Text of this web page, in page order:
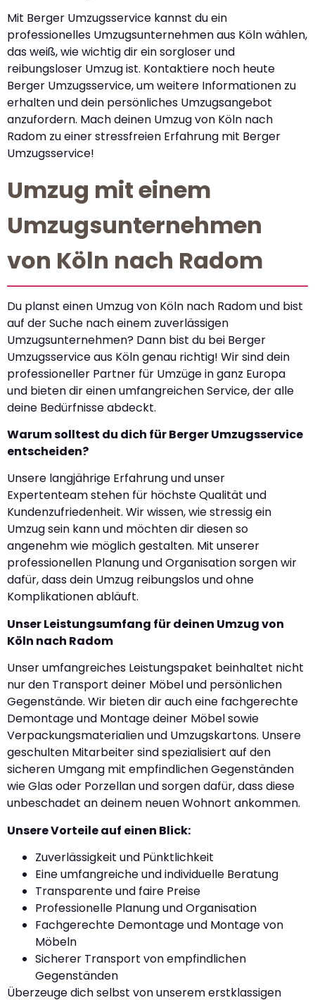
Mit Berger Umzugsservice kannst du ein
professionelles Umzugsunternehmen aus Köln wählen,
das weiß, wie wichtig dir ein sorgloser und
reibungsloser Umzug ist. Kontaktiere noch heute
Berger Umzugsservice, um weitere Informationen zu
erhalten und dein persönliches Umzugsangebot
anzufordern. Mach deinen Umzug von Köln nach
Radom zu einer stressfreien Erfahrung mit Berger
Umzugsservice!
Umzug mit einem
Umzugsunternehmen
von Köln nach Radom
Du planst einen Umzug von Köln nach Radom und bist
auf der Suche nach einem zuverlässigen
Umzugsunternehmen? Dann bist du bei Berger
Umzugsservice aus Köln genau richtig! Wir sind dein
professioneller Partner für Umzüge in ganz Europa
und bieten dir einen umfangreichen Service, der alle
deine Bedürfnisse abdeckt.
Warum solltest du dich für Berger Umzugsservice
entscheiden?
Unsere langjährige Erfahrung und unser
Expertenteam stehen für höchste Qualität und
Kundenzufriedenheit. Wir wissen, wie stressig ein
Umzug sein kann und möchten dir diesen so
angenehm wie möglich gestalten. Mit unserer
professionellen Planung und Organisation sorgen wir
dafür, dass dein Umzug reibungslos und ohne
Komplikationen abläuft.
Unser Leistungsumfang für deinen Umzug von
Köln nach Radom
Unser umfangreiches Leistungspaket beinhaltet nicht
nur den Transport deiner Möbel und persönlichen
Gegenstände. Wir bieten dir auch eine fachgerechte
Demontage und Montage deiner Möbel sowie
Verpackungsmaterialien und Umzugskartons. Unsere
geschulten Mitarbeiter sind spezialisiert auf den
sicheren Umgang mit empfindlichen Gegenständen
wie Glas oder Porzellan und sorgen dafür, dass diese
unbeschadet an deinem neuen Wohnort ankommen.
Unsere Vorteile auf einen Blick:
Zuverlässigkeit und Pünktlichkeit
Eine umfangreiche und individuelle Beratung
Transparente und faire Preise
Professionelle Planung und Organisation
Fachgerechte Demontage und Montage von
Möbeln
Sicherer Transport von empfindlichen
Gegenständen
Überzeuge dich selbst von unserem erstklassigen